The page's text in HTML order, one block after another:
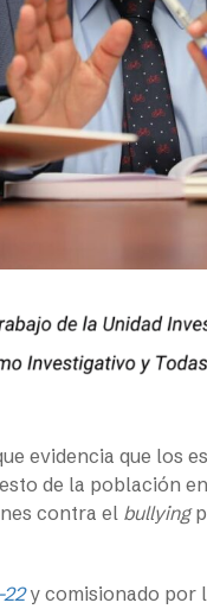
evidencia que los
de la población
contra el bullying
y comisionado por